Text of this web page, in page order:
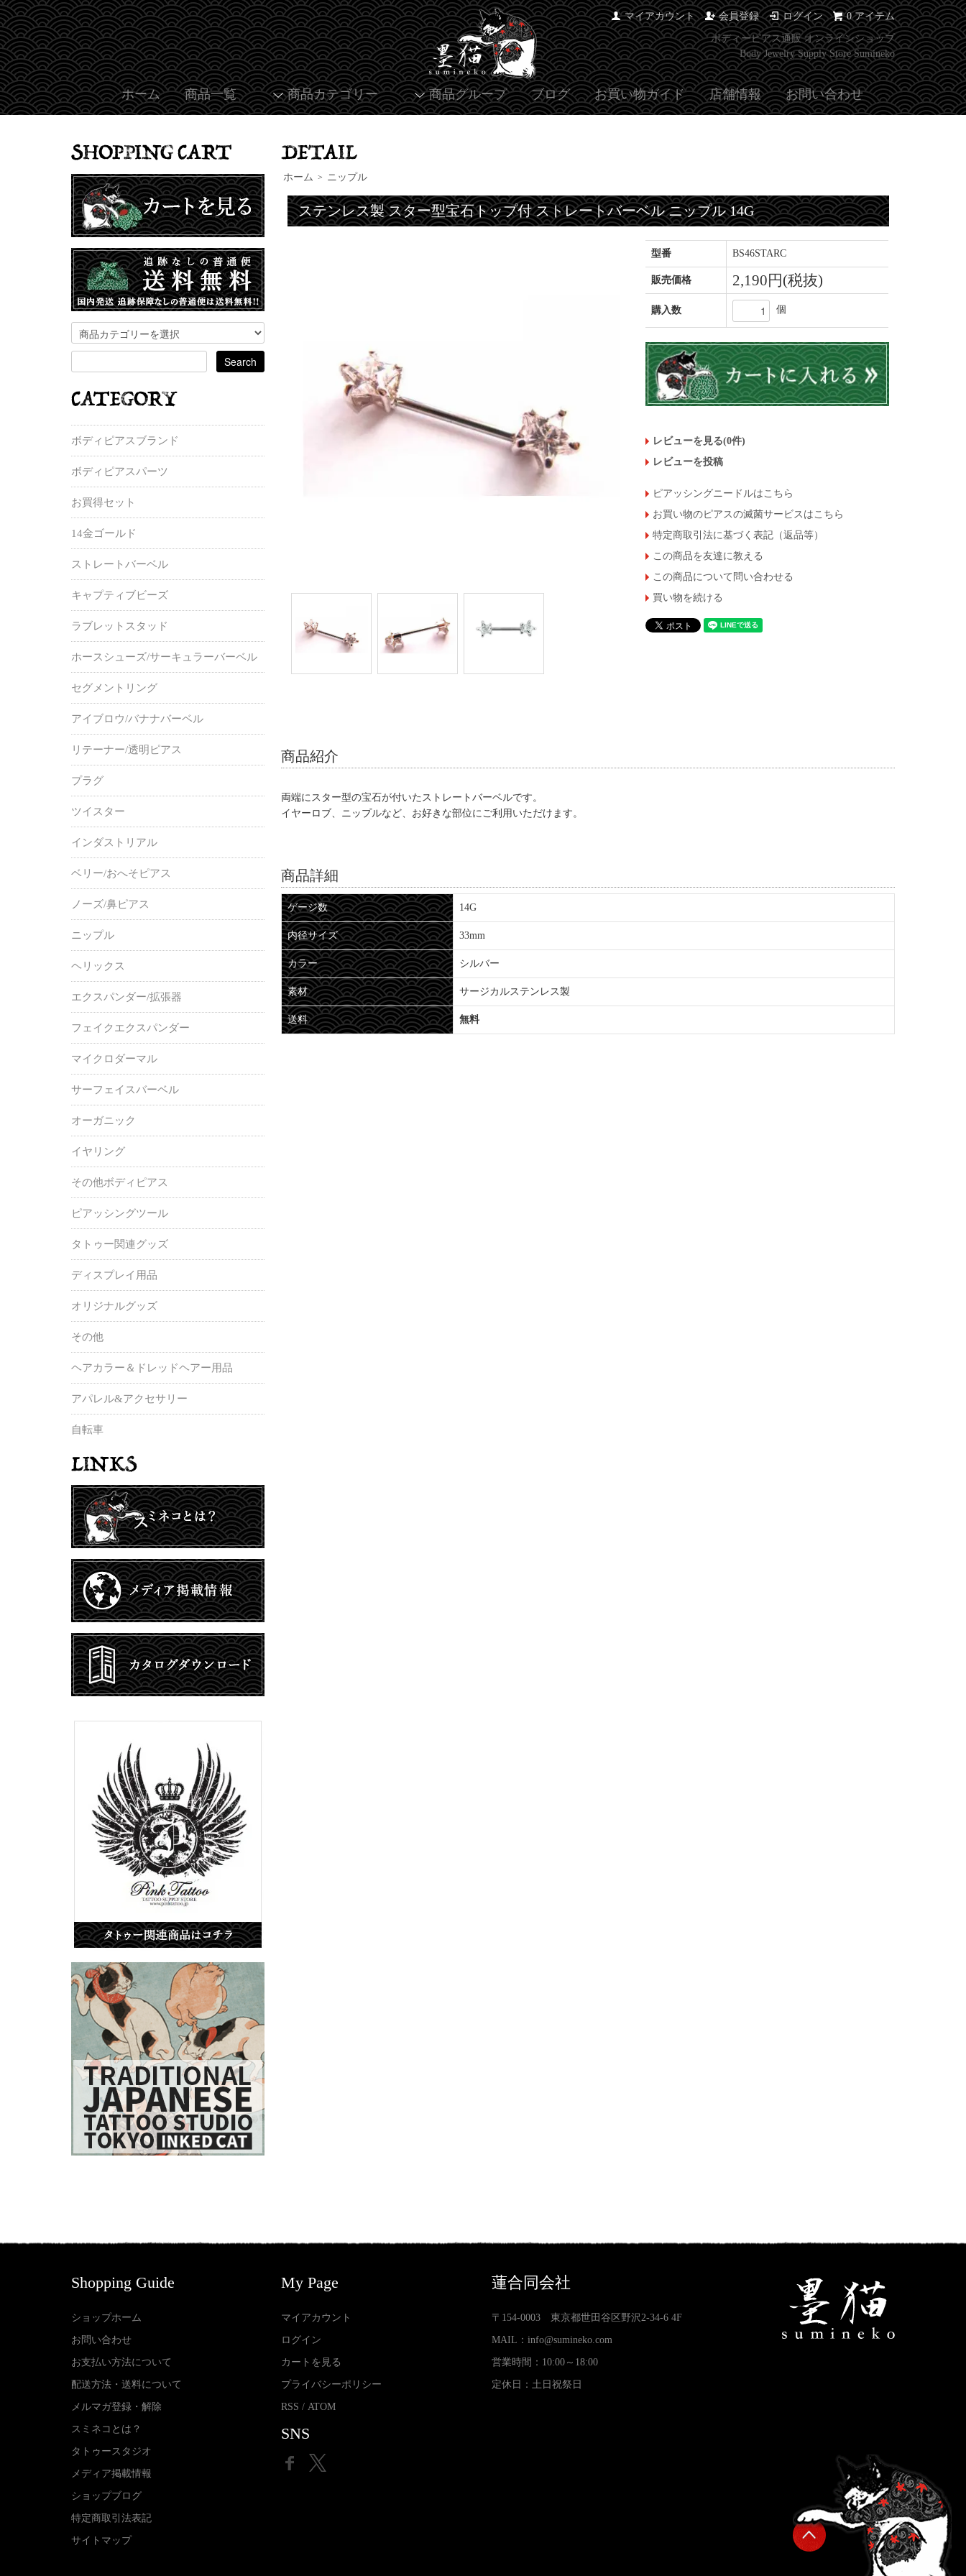
マイアカウント 会員登録 ログイン 0 アイテム
ボディーピアス通販 オンラインショップ
Body Jewelry Supply Store Sumineko
ホーム 商品一覧 商品カテゴリー 商品グループ ブログ お買い物ガイド 店舗情報 お問い合わせ
ホーム > ニップル
ステンレス製 スター型宝石トップ付 ストレートバーベル ニップル 14G
型番 BS46STARC
販売価格 2,190円(税抜)
購入数 個
レビューを見る(0件)
レビューを投稿
ピアッシングニードルはこちら
お買い物のピアスの滅菌サービスはこちら
特定商取引法に基づく表記（返品等）
この商品を友達に教える
この商品について問い合わせる
買い物を続ける
商品紹介
両端にスター型の宝石が付いたストレートバーベルです。
イヤーロブ、ニップルなど、お好きな部位にご利用いただけます。
商品詳細
ゲージ数 14G
内径サイズ 33mm
カラー シルバー
素材 サージカルステンレス製
送料 無料
ボディピアスブランド
ボディピアスパーツ
お買得セット
14金ゴールド
ストレートバーベル
キャプティブビーズ
ラブレットスタッド
ホースシューズ/サーキュラーバーベル
セグメントリング
アイブロウ/バナナバーベル
リテーナー/透明ピアス
プラグ
ツイスター
インダストリアル
ベリー/おへそピアス
ノーズ/鼻ピアス
ニップル
ヘリックス
エクスパンダー/拡張器
フェイクエクスパンダー
マイクロダーマル
サーフェイスバーベル
オーガニック
イヤリング
その他ボディピアス
ピアッシングツール
タトゥー関連グッズ
ディスプレイ用品
オリジナルグッズ
その他
ヘアカラー＆ドレッドヘアー用品
アパレル&アクセサリー
自転車
Shopping Guide
ショップホーム
お問い合わせ
お支払い方法について
配送方法・送料について
メルマガ登録・解除
スミネコとは？
タトゥースタジオ
メディア掲載情報
ショップブログ
特定商取引法表記
サイトマップ
My Page
マイアカウント
ログイン
カートを見る
プライバシーポリシー
RSS /ATOM
SNS
蓮合同会社
〒154-0003 東京都世田谷区野沢2-34-6 4F
MAIL： info@sumineko.com
営業時間：10:00～18:00
定休日：土日祝祭日